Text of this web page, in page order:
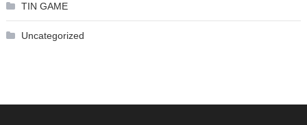
TIN GAME
Uncategorized